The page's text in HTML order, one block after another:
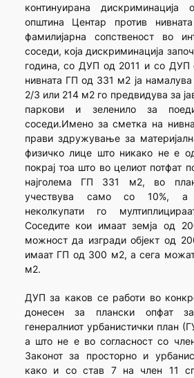
континуирана
општина Центар против
фамилијарна сопственост во
соседи, која дискриминација
година, со ДУП од 2011 и со ДУП
нивната ГП од 331 м2 ја
2/3 или 214 м2 го предвидува за
паркови и зеленило за
соседи.Имено за сметка на
прави здружување за
физичко лице што никако не е
покрај тоа што во целиот потфат
најголема ГП 331 м2, во
учествува само со 10%, а
неколкупати го
Соседите кои имаат земја од
можност да изгради објект од
имаат ГП од 300 м2, а сега
м2.
ДУП за каков се работи во
донесен за плански опфат
генералниот урбанистички план
а што не е во согласност со
Законот за просторно и
како и со став 7 на член 11